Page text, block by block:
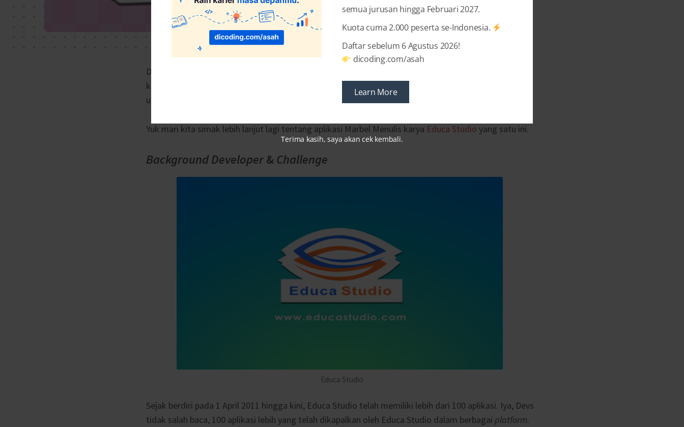
Dicoding kali ini ingin membahas sebuah aplikasi permainan edukasi yang bermanfaat bagi tumbuh
kembang anak. Bagi para Devs yang sudah memiliki anak, bisa menggunakan aplikasi yang satu ini
untuk mengajarkan mereka cara menulis huruf dan angka.
Yuk mari kita simak lebih lanjut lagi tentang aplikasi Marbel Menulis karya Educa Studio yang satu ini.
BackgroundDeveloper&Challenge
Educa Studio
Sejak berdiri pada 1 April 2011 hingga kini, Educa Studio telah memiliki lebih dari 100 aplikasi. Iya, Devs
tidak salah baca, 100 aplikasi lebih yang telah dikapalkan oleh Educa Studio dalam berbagai platform.
semua jurusan hingga Februari 2027.
Kuota cuma 2.000 peserta se-Indonesia.
Daftar sebelum 6 Agustus 2026!
dicoding.com/asah
Learn More
Terima kasih, saya akan cek kembali.